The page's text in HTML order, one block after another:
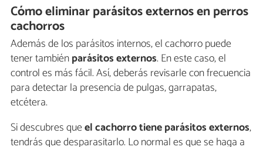
Cómo eliminar parásitos externos en perros
cachorros
Además de los parásitos internos, el cachorro puede
tener tambiénparásitos externos. En este caso, el
control es más fácil. Así, deberás revisarle con frecuencia
para detectar la presencia de pulgas, garrapatas,
etcétera.
Si descubres queel cachorro tiene parásitos externos,
tendrás que desparasitarlo. Lo normal es que se haga a